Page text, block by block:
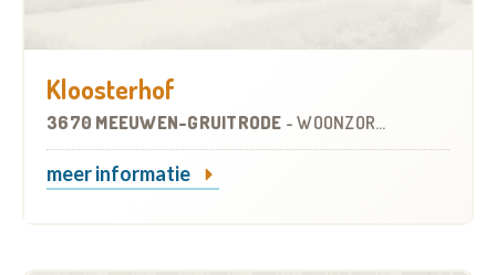
Kloosterhof
3670 MEEUWEN-GRUITRODE -WOONZORGCENTRUM (WZC)
meer informatie